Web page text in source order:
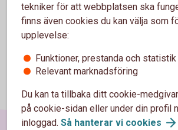
tekniker för att webbplatsen ska
finns även cookies du kan välja som
upplevelse:
Funktioner, prestanda och statistik
Relevant marknadsföring
Du kan ta tillbaka ditt cookie-
på cookie-sidan eller under din profil
inloggad. Så hanterar vi cookies